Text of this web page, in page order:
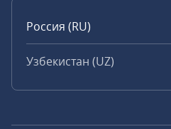
Россия (RU)
Узбекистан (UZ)